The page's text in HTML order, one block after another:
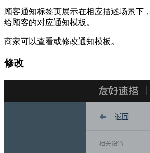
顾客通知标签页展示在相应描述场景下
给顾客的对应通知模板。
商家可以查看或修改通知模板。
修改